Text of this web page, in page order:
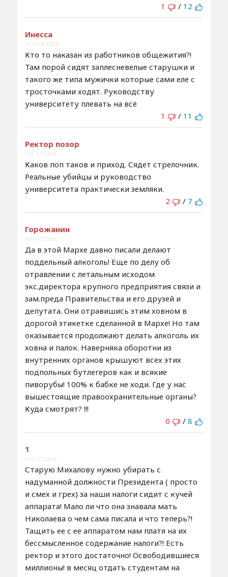
1
/ 12
Инесса
21:13 / 26.5.2026
Кто то наказан из работников общежития?!
Там порой сидят заплесневелые старушки и
такого же типа мужички которые сами еле с
тросточками ходят. Руководству
университету плевать на всё
1
/ 11
Ректор позор
7:32 / 27.5.2026
Каков поп таков и приход. Сядет стрелочник.
Реальные убийцы и руководство
университета практически земляки.
2
/ 7
Горожанин
9:06 / 27.5.2026
Да в этой Мархе давно писали делают
поддельный алкоголь! Еще по делу об
отравлении с летальным исходом
экс.директора крупного предприятия связи и
зам.преда Правительства и его друзей и
депутата. Они отравишись этим ховном в
дорогой этикетке сделанной в Мархе! Но там
оказывается продолжают делать алкоголь их
ховна и палок. Наверняка оборотни из
внутренних органов крышуют всех этих
подпольных бутлегеров как и всякие
пиворубы! 100% к бабке не ходи. Где у нас
вышестоящие правоохранительные органы?
Куда смотрят? !!!
0
/ 8
1
9:11 / 27.5.2026
Старую Михалову нужно убирать с
надуманной должности Президента ( просто
и смех и грех) за наши налоги сидит с кучей
аппарата! Мало ли что она знавала мать
Николаева о чем сама писала и что теперь?!
Тащить ее с ее аппаратом нам платя на их
бессмысленное содержание налоги?! Есть
ректор и этого достаточно! Освободившиеся
миллионы! в месяц отдать студентам на